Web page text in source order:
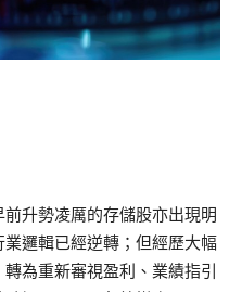
升勢凌厲的存儲股亦出現明
邏輯已經逆轉；但經歷大幅
為重新審視盈利、業績指引